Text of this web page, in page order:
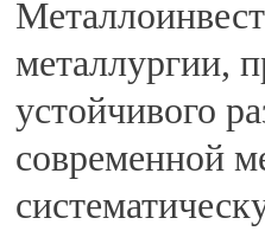
металлургии,
устойчивого
современной